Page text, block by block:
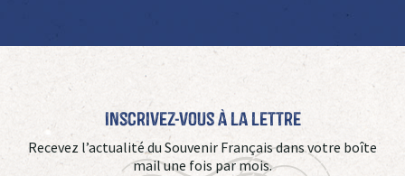
Inscrivez-vous à La Lettre
Recevez l’actualité du Souvenir Français dans votre boîte
mail une fois par mois.